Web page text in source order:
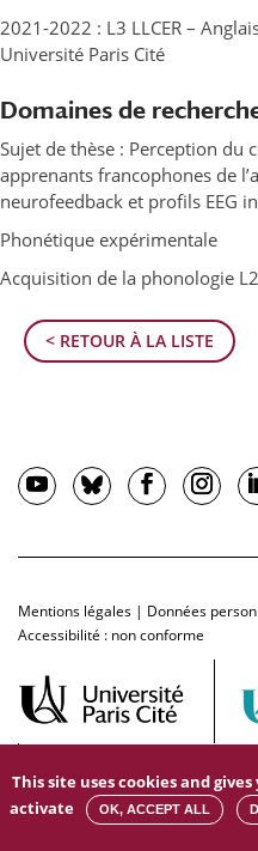
< RETOUR À LA LISTE
2021-2022 : L3 LLCER –
Université Paris Cité
Domaines de
Sujet de thèse : Perception du
apprenants francophones de
neurofeedback et profils EEG
Phonétique expérimentale
Acquisition de la phonologie L2
Mentions légales | Données
Accessibilité : non conforme
This site uses cookies and
activate
OK, ACCEPT ALL